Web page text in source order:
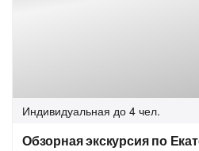
Индивидуальная до 4 чел.
Обзорная экскурсия по